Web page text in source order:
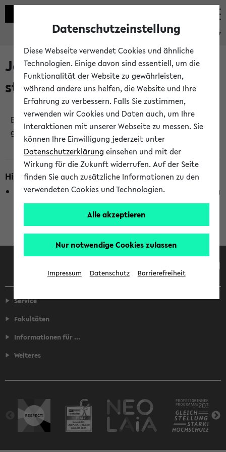
eKVV
Jetzt und in Kürze
stattfindende Veranstaltungen
Es wurden keine jetzt stattfindenden Veranstaltungen
gefunden!
Hinweise zur Liste
Die Anzeige ist semesterübergreifend und nicht abhängig
vom im eKVV gewählten Semester.
Facebook Instagram LinkedIn TikTok
Service
Fakultäten
Informationen für ...
Weiteres
Datenschutzeinstellung
Diese Webseite verwendet Cookies und ähnliche
Technologien. Einige davon sind essentiell, um die
Funktionalität der Website zu gewährleisten,
während andere uns helfen, die Website und Ihre
Erfahrung zu verbessern. Falls Sie zustimmen,
verwenden wir Cookies und Daten auch, um Ihre
Interaktionen mit unserer Webseite zu messen. Sie
können Ihre Einwilligung jederzeit unter
Datenschutzerklärung einsehen und mit der
Wirkung für die Zukunft widerrufen. Auf der Seite
finden Sie auch zusätzliche Informationen zu den
verwendeten Cookies und Technologien.
Alle akzeptieren
Nur notwendige Cookies zulassen
Impressum Datenschutz Barrierefreiheit